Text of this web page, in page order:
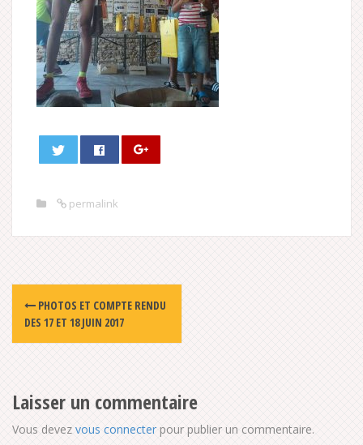
permalink
Post
navigation
PHOTOS ET COMPTE RENDU
DES 17 ET 18 JUIN 2017
Laisser un commentaire
Vous devez vous connecter pour publier un commentaire.